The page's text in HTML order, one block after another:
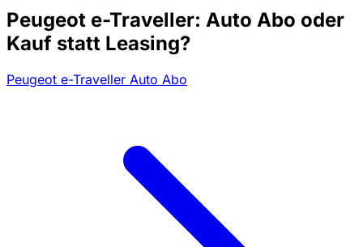
Peugeot e-Traveller: Auto Abo oder
Kauf statt Leasing?
Peugeot e-Traveller Auto Abo